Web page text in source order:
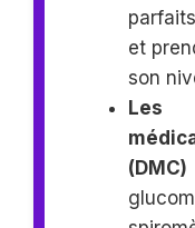
et
son
Les
(DMC)